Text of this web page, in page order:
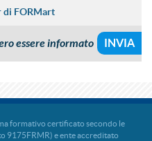
di FORMart
essere informato
formativo certificato secondo le
9175FRMR) e ente accreditato